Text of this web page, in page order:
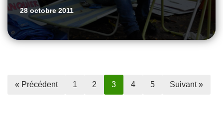
28 octobre 2011
« Précédent 1 2 3 4 5 Suivant »